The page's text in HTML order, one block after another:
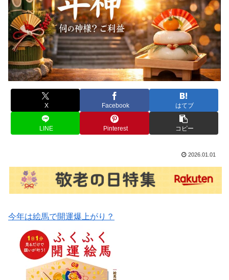
X Facebook はてブ
LINE Pinterest コピー
2026.01.01
今年は絵馬で開運爆上がり？